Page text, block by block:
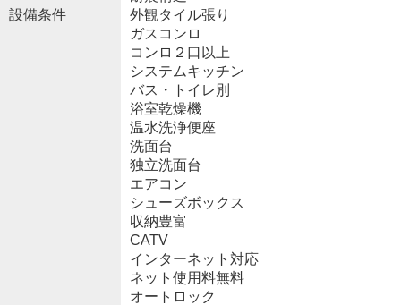
設備条件
外観タイル張り
ガスコンロ
コンロ２口以上
システムキッチン
バス・トイレ別
浴室乾燥機
温水洗浄便座
洗面台
独立洗面台
エアコン
シューズボックス
収納豊富
CATV
インターネット対応
ネット使用料無料
オートロック